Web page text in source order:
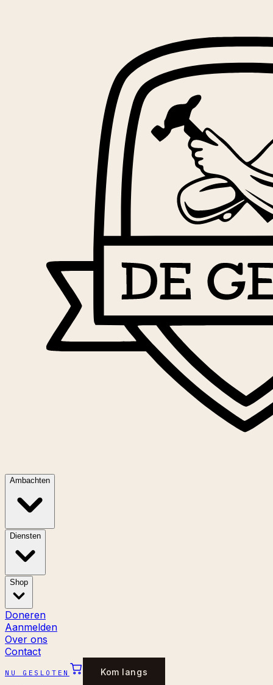
Ambachten
Diensten
Shop
Doneren
Aanmelden
Over ons
Contact
NU GESLOTEN Kom langs